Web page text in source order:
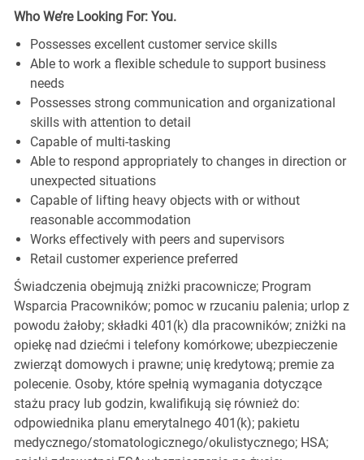
Who We’re Looking For: You.
Possesses excellent customer service skills
Able to work a flexible schedule to support business
needs
Possesses strong communication and organizational
skills with attention to detail
Capable of multi-tasking
Able to respond appropriately to changes in direction or
unexpected situations
Capable of lifting heavy objects with or without
reasonable accommodation
Works effectively with peers and supervisors
Retail customer experience preferred
Świadczenia obejmują zniżki pracownicze; Program
Wsparcia Pracowników; pomoc w rzucaniu palenia; urlop z
powodu żałoby; składki 401(k) dla pracowników; zniżki na
opiekę nad dziećmi i telefony komórkowe; ubezpieczenie
zwierząt domowych i prawne; unię kredytową; premie za
polecenie. Osoby, które spełnią wymagania dotyczące
stażu pracy lub godzin, kwalifikują się również do:
odpowiednika planu emerytalnego 401(k); pakietu
medycznego/stomatologicznego/okulistycznego; HSA;